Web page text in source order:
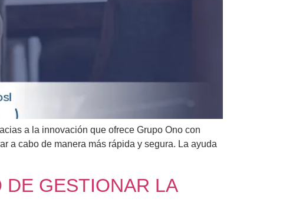
a la innovación que ofrece Grupo Ono con
a cabo de manera más rápida y segura. La ayuda
DE GESTIONAR LA